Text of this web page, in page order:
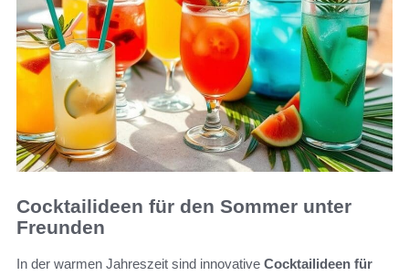
Cocktailideen für den Sommer unter
Freunden
In der warmen Jahreszeit sind innovative Cocktailideen für